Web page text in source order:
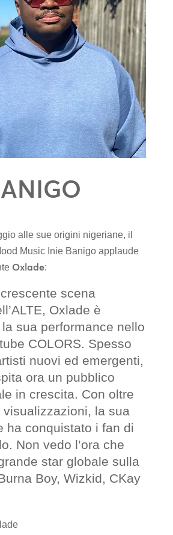
alle sue origini nigeriane, il
Music Inie Banigo applaude
Oxlade:
scena
Oxlade è
sua performance nello
COLORS. Spesso
nuovi ed emergenti,
ora un pubblico
in crescita. Con oltre
visualizzazioni, la sua
ha conquistato i fan di
Non vedo l’ora che
star globale sulla
Boy, Wizkid, CKay